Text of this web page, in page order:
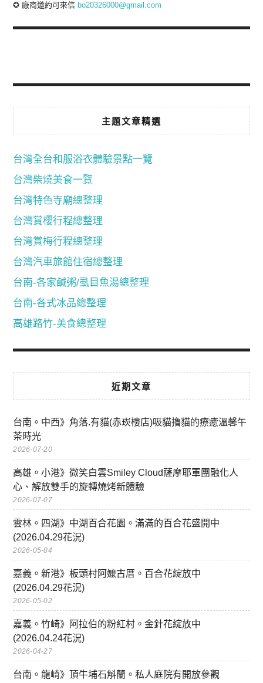
✪ 廠商邀約可來信 bo20326000@gmail.com
主題文章精選
台灣全台和服浴衣體驗景點一覽
台灣柴燒美食一覽
台灣特色寺廟總整理
台灣賞櫻行程總整理
台灣賞梅行程總整理
台灣汽車旅館住宿總整理
台南-各家鹹粥/虱目魚湯總整理
台南-各式冰品總整理
高雄路竹-美食總整理
近期文章
台南。中西》角落.有貓(赤崁樓店)吸貓擼貓的療癒溫馨午
茶時光
2026-07-20
高雄。小港》微笑白雲Smiley Cloud薩摩耶軍團融化人
心、解放雙手的旋轉燒烤新體驗
2026-07-07
雲林。四湖》中湖百合花園。滿滿的百合花盛開中
(2026.04.29花況)
2026-05-04
嘉義。新港》板頭村阿嬤古厝。百合花綻放中
(2026.04.29花況)
2026-05-02
嘉義。竹崎》阿拉伯的粉紅村。金針花綻放中
(2026.04.24花況)
2026-04-27
台南。龍崎》頂牛埔石斛蘭。私人庭院有開放參觀